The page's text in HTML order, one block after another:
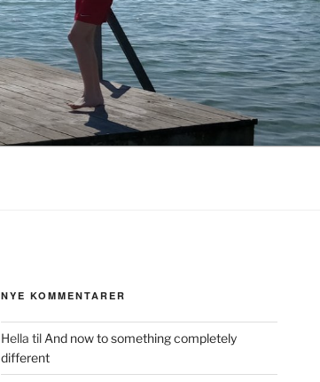
NYE KOMMENTARER
Hella til And now to something completely
different